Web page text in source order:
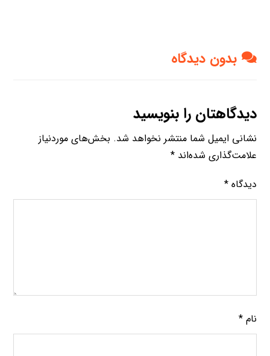
بدون دیدگاه
دیدگاهتان را بنویسید
نشانی ایمیل شما منتشر نخواهد شد. بخش‌های موردنیاز
علامت‌گذاری شده‌اند*
دیدگاه*
نام*